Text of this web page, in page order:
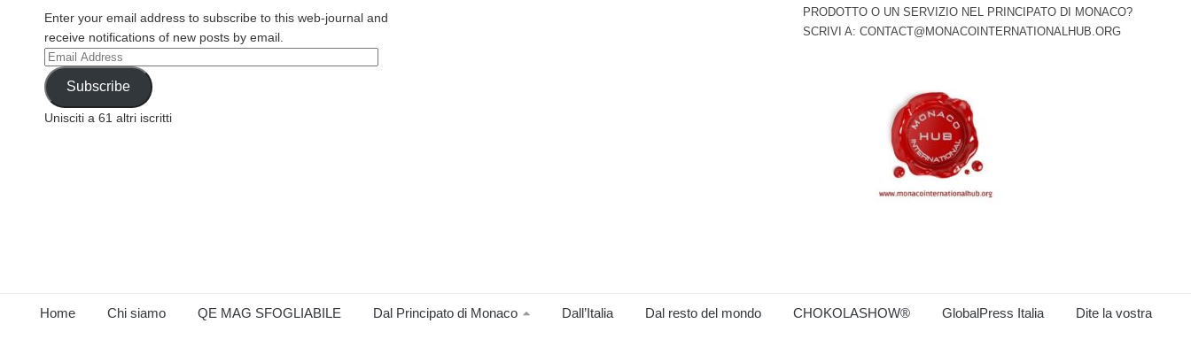
Enter your email address to subscribe to this web-journal and
receive notifications of new posts by email.
Email
Address
Subscribe
Unisciti a 61 altri iscritti
PRODOTTO O UN SERVIZIO NEL PRINCIPATO DI MONACO?
SCRIVI A: CONTACT@MONACOINTERNATIONALHUB.ORG
Home Chi siamo QE MAG SFOGLIABILE Dal Principato di Monaco Dall’Italia Dal resto del mondo CHOKOLASHOW® GlobalPress Italia Dite la vostra